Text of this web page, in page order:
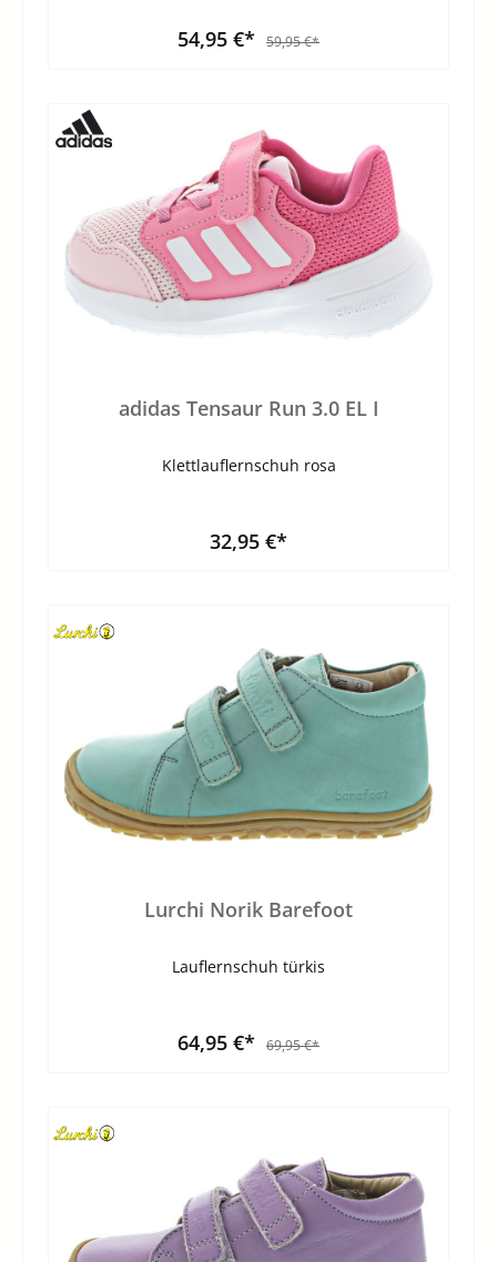
54,95 €* 59,95 €*
adidas Tensaur Run 3.0 EL I
Klettlauflernschuh rosa
32,95 €*
Lurchi Norik Barefoot
Lauflernschuh türkis
64,95 €* 69,95 €*